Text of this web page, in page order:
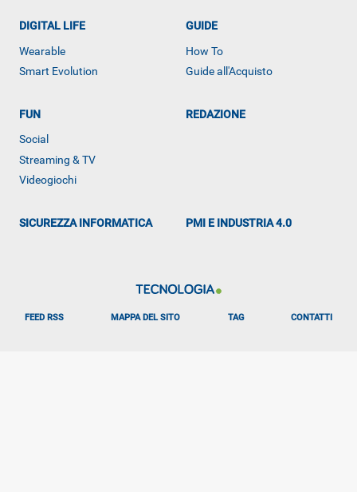
ALTRO
DIGITAL LIFE
Wearable
Smart Evolution
GUIDE
How To
Guide all'Acquisto
FUN
Social
Streaming & TV
Videogiochi
REDAZIONE
SICUREZZA INFORMATICA PMI E INDUSTRIA 4.0
FEED RSS MAPPA DEL SITO TAG CONTATTI